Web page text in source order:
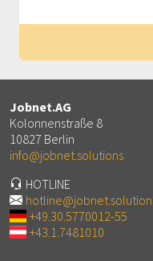
Jobnet.AG
Kolonnenstraße 8
10827 Berlin
info@jobnet.solutions
HOTLINE
+49.30.5770012-55
+43.1.7481010